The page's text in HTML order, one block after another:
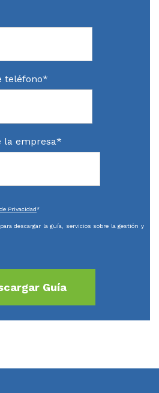
teléfono*
la empresa*
Privacidad*
descargar la guía, servicios sobre la gestión y